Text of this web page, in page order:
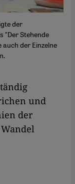
der
"Der Stehende
der Einzelne
und
der